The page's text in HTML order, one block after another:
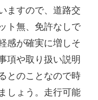
ますので、道路交
ト無、免許なしで
感が確実に増しそ
項や取り扱い説明
とのことなので時
しょう。走行可能